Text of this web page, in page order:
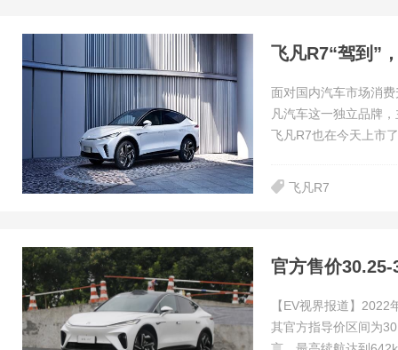
飞凡R7“驾到”
面对国内汽车市场消
凡汽车这一独立品牌
飞凡R7也在今天上市
飞凡R7
官方售价
【EV视界报道】
其官方指导价区间为